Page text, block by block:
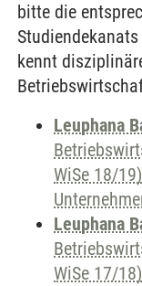
bitte die
kennt
Leuphana
WiSe 18/19)
Leuphana
WiSe 17/18)